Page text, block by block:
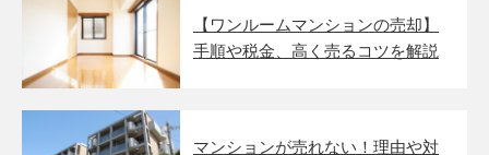
【ワンルームマンションの売却】
手順や税金、高く売るコツを解説
マンションが売れない！理由や対